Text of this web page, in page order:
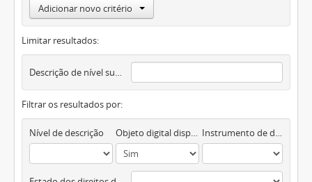
Adicionar novo critério
Limitar resultados:
Descrição de nível superior
Filtrar os resultados por:
Nível de descrição Objeto digital disponível Instrumento de descrição documental